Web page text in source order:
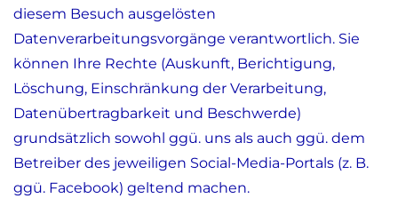
diesem Besuch ausgelösten
Datenverarbeitungsvorgänge verantwortlich. Sie
können Ihre Rechte (Auskunft, Berichtigung,
Löschung, Einschränkung der Verarbeitung,
Datenübertragbarkeit und Beschwerde)
grundsätzlich sowohl ggü. uns als auch ggü. dem
Betreiber des jeweiligen Social-Media-Portals (z. B.
ggü. Facebook) geltend machen.